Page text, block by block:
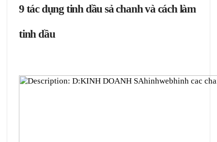
9 tác dụng tinh dầu sả chanh và cách làm
tinh dầu